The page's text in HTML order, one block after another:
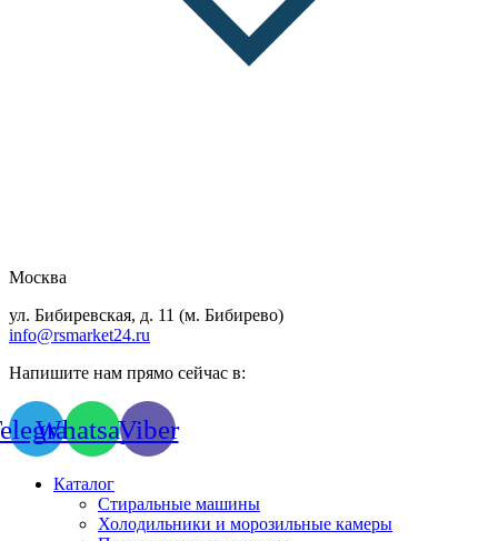
Москва
ул. Бибиревская, д. 11 (м. Бибирево)
info@rsmarket24.ru
Напишите нам прямо сейчас в:
WhatsappViber
Каталог
Стиральные машины
Холодильники и морозильные камеры